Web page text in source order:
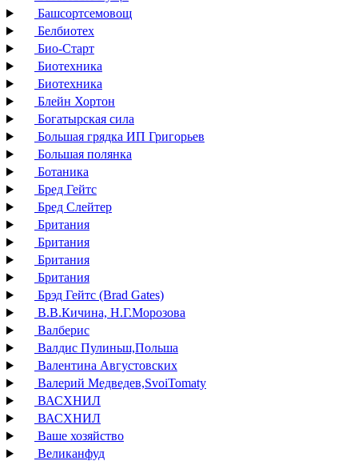
Башсортсемовощ
Белбиотех
Био-Старт
Биотехника
Биотехника
Блейн Хортон
Богатырская сила
Большая грядка ИП Григорьев
Большая полянка
Ботаника
Бред Гейтс
Бред Слейтер
Британия
Британия
Британия
Британия
Брэд Гейтс (Brad Gates)
В.В.Кичина, Н.Г.Морозова
Валберис
Валдис Пулиньш,Польша
Валентина Августовских
Валерий Медведев,SvoiTomaty
ВАСХНИЛ
ВАСХНИЛ
Ваше хозяйство
Великанфуд